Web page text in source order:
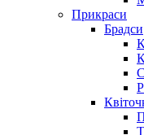
Прикраси
Брадси